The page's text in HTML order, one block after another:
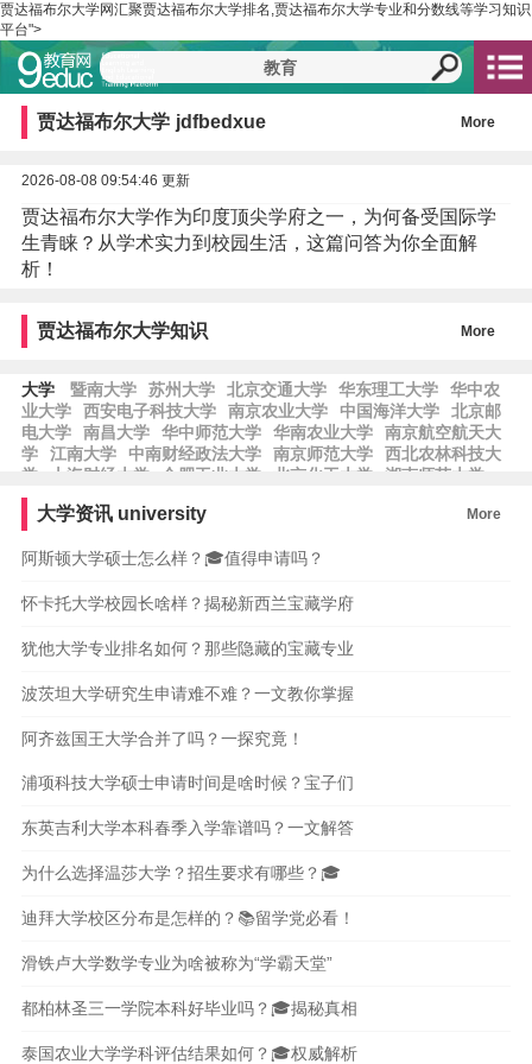
贾达福布尔大学网汇聚贾达福布尔大学排名,贾达福布尔大学专业和分数线等学习知识
平台">
贾达福布尔大学 jdfbedxue More
2026-08-08 09:54:46 更新
贾达福布尔大学作为印度顶尖学府之一，为何备受国际学
生青睐？从学术实力到校园生活，这篇问答为你全面解
析！
贾达福布尔大学知识 More
大学 暨南大学 苏州大学 北京交通大学 华东理工大学
华中农
业大学
西安电子科技大学 南京农业大学 中国海洋大学
北京邮
电大学
南昌大学 华中师范大学 华南农业大学
南京航空航天大
学
江南大学 中南财经政法大学 南京师范大学
西北农林科技大
学
上海财经大学 合肥工业大学 北京化工大学
湖南师范大学
南方科技大学
地质大学
陕西师范大学
首都师范大
大学资讯 university More
阿斯顿大学硕士怎么样？🎓值得申请吗？
怀卡托大学校园长啥样？揭秘新西兰宝藏学府
犹他大学专业排名如何？那些隐藏的宝藏专业
波茨坦大学研究生申请难不难？一文教你掌握
阿齐兹国王大学合并了吗？一探究竟！
浦项科技大学硕士申请时间是啥时候？宝子们
东英吉利大学本科春季入学靠谱吗？一文解答
为什么选择温莎大学？招生要求有哪些？🎓
迪拜大学校区分布是怎样的？📚留学党必看！
滑铁卢大学数学专业为啥被称为“学霸天堂”
都柏林圣三一学院本科好毕业吗？🎓揭秘真相
泰国农业大学学科评估结果如何？🎓权威解析